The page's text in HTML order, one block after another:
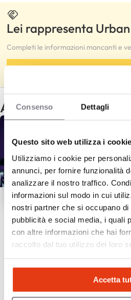
Consenso Dettagli
Questo sito web utilizza i cookie
Utilizziamo i cookie per
annunci, per fornire funzionalità
analizzare il nostro traffico.
informazioni sul modo in cui
nostri partner che si occupano di
pubblicità e social media, i quali
con altre informazioni che hai
raccolto dal tuo utilizzo dei loro
Accetta
Lei rappresenta
Completi le informazioni mancanti e
Altri franchising
Curves
Fitness femminile 30 minuti
50.000 €Capitale proprio